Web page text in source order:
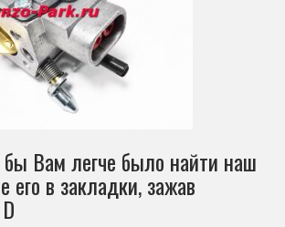
бы Вам легче было найти наш
его в закладки, зажав